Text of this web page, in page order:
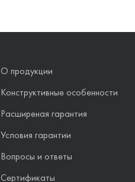
О продукции
Конструктивные особенности
Расширеная гарантия
Условия гарантии
Вопросы и ответы
Сертификаты